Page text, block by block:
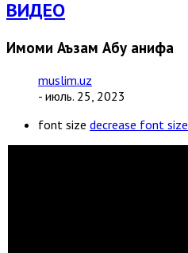
ВИДЕО
Имоми Аъзам Абу Ҳанифа
muslim.uz
- июль. 25, 2023
font size decrease font size